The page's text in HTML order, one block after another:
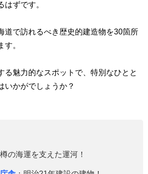
はずです。
道で訪れるべき歴史的建造物を30箇所
す。
る魅力的なスポットで、特別なひとと
いかがでしょうか？
の海運を支えた運河！